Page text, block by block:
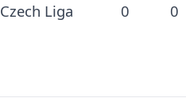
Czech Liga 0 0